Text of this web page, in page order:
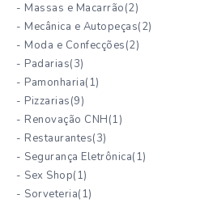
- Massas e Macarrão(2)
- Mecânica e Autopeças(2)
- Moda e Confecções(2)
- Padarias(3)
- Pamonharia(1)
- Pizzarias(9)
- Renovação CNH(1)
- Restaurantes(3)
- Segurança Eletrônica(1)
- Sex Shop(1)
- Sorveteria(1)